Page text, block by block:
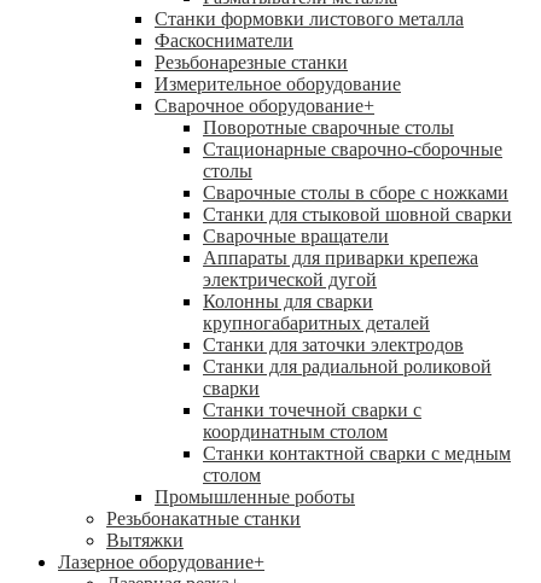
Станки формовки листового металла
Фаскосниматели
Резьбонарезные станки
Измерительное оборудование
Сварочное оборудование+
Поворотные сварочные столы
Стационарные сварочно-сборочные
столы
Сварочные столы в сборе с ножками
Станки для стыковой шовной сварки
Сварочные вращатели
Аппараты для приварки крепежа
электрической дугой
Колонны для сварки
крупногабаритных деталей
Станки для заточки электродов
Станки для радиальной роликовой
сварки
Станки точечной сварки с
координатным столом
Станки контактной сварки с медным
столом
Промышленные роботы
Резьбонакатные станки
Вытяжки
Лазерное оборудование+